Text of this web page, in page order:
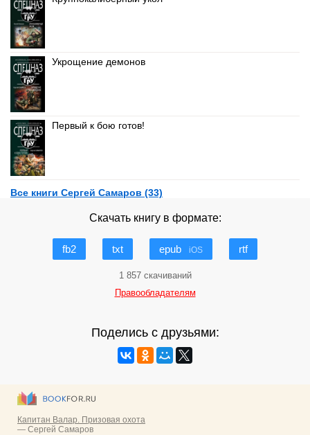
Укрощение демонов
Первый к бою готов!
Все книги Сергей Самаров (33)
Скачать книгу в формате:
fb2 txt epub iOS rtf
1 857 скачиваний
Правообладателям
Поделись с друзьями: